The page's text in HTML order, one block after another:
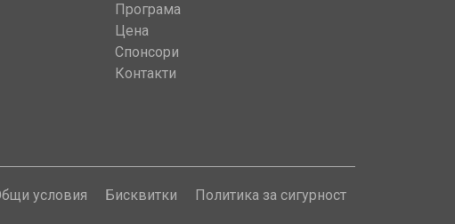
Програма
Цена
Спонсори
Контакти
условия Бисквитки Политика за сигурност